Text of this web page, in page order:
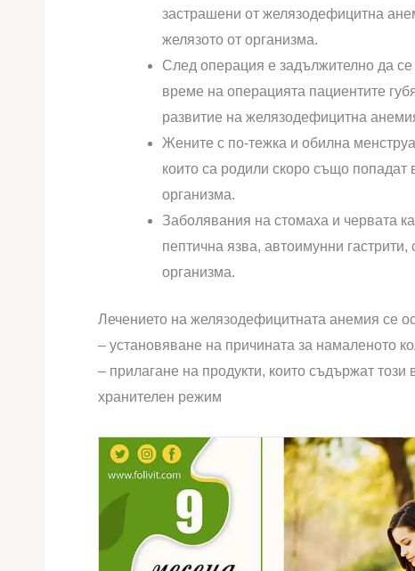
застрашени от желязодефицитна
желязото от организма.
След операция е задължително да
време на операцията пациентите
развитие на желязодефицитна
Жените с по-тежка и обилна
които са родили скоро също попадат
организма.
Заболявания на стомаха и червата
пептична язва, автоимунни
организма.
Лечението на желязодефицитната анемия се
– установяване на причината за намаленото
– прилагане на продукти, които съдържат
хранителен режим